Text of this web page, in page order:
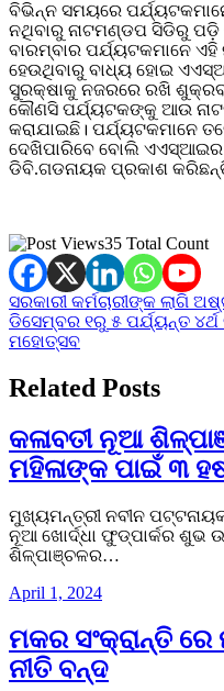
ବିଭିନ୍ନ ସମୟରେ
ନଥିବାରୁ ନାଟମଣ୍ଡପ ସିଡିରୁ
ବାରମ୍ବାର ପର୍ଯ୍ୟଟକମାନେ
ହେଉଥିବାରୁ ବାଧ୍ୟ ହୋଇ
ସୁରକ୍ଷାକୁ ନଜରରେ ରଖି
କୌଣସି ପର୍ଯ୍ୟଟକଙ୍କୁ ଆଉ
କରାଯାଇଛି। ପର୍ଯ୍ୟଟକମାନେ
ଦେଖିପାରିବେ ବୋଲି ଏଏସ୍‌ଆଇର
ଡିବି.ଗଡନାୟକ ପ୍ରକାଶ
35 Total Count
Post
navigation
ସରକାରୀ କର୍ମଚାରୀଙ୍କ
ଡିସେମ୍ବର ୧ରୁ ୫ ପର୍ଯ୍ୟନ୍ତ ୪ର୍ଥ
ମହୋତ୍ସବ
Related Posts
କଳାବତୀ ନୂଆ
ମହିଳାଙ୍କ ପାଇଁ ୩
ମୁଖ୍ୟମନ୍ତ୍ରୀ ନବୀନ
ନୂଆ ଖୋର୍ଦ୍ଧା ଫୁଡ୍ପାର୍କର ଶୁଭ
ଶିଳ୍ପାଞ୍ଚଳର…
April 1, 2024
ମକର ସଂକ୍ରାନ୍ତି
ନୀତି ବନ୍ଦ